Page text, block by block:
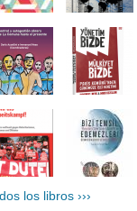
los libros ›››